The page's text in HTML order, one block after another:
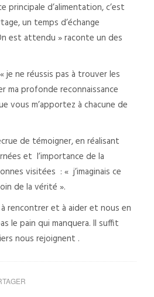
d’alimentation, c’est
un temps d’échange
est attendu » raconte un des
je ne réussis pas à trouver les
ma profonde reconnaissance
vous m’apportez à chacune de
de témoigner, en réalisant
et l’importance de la
visitées : « j’imaginais ce
de la vérité ».
rencontrer et à aider et nous en
le pain qui manquera. Il suffit
nous rejoignent .